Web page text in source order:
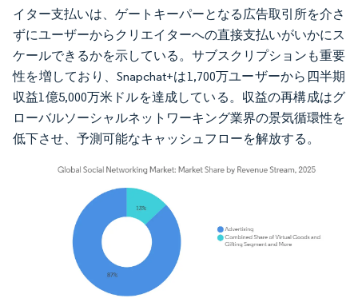
イター支払いは、ゲートキーパーとなる広告取引所を介さ
ずにユーザーからクリエイターへの直接支払いがいかにス
ケールできるかを示している。サブスクリプションも重要
性を増しており、Snapchat+は1,700万ユーザーから四半期
収益1億5,000万米ドルを達成している。収益の再構成はグ
ローバルソーシャルネットワーキング業界の景気循環性を
低下させ、予測可能なキャッシュフローを解放する。